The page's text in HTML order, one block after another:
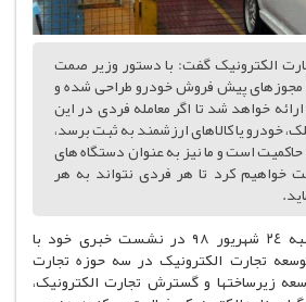
الکترونیک گفت: با دستور وزیر صمت
مجوزهای پیش فروش خودرو طراحی شده و
خواهد شد تا اگر معامله فردی در این
خودرو یا کالاهای ارزشمند به ثبت برسد،
حاکمیت است و ما نیز به عنوان دستگاه های
خواهیم کرد تا هر فردی نتواند به هر
علی رهبری امروز یکشنبه ٢٤ شهریور ٩٨ در نشست خبری خود با
تجارت الکترونیک در سه حوزه تجارت
زیرساختها و گسترش تجارت الکترونیک،